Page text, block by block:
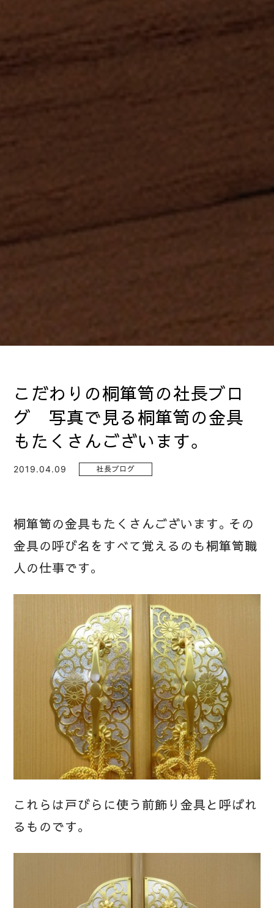
こだわりの桐箪笥の社長ブロ
グ 写真で見る桐箪笥の金具
もたくさんございます。
2019.04.09 社長ブログ
桐箪笥の金具もたくさんございます。その
金具の呼び名をすべて覚えるのも桐箪笥職
人の仕事です。
これらは戸びらに使う前飾り金具と呼ばれ
るものです。